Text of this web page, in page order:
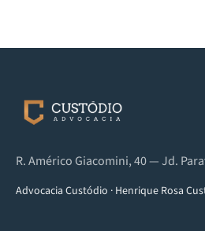
R. Américo Giacomini, 40 — Jd.
Advocacia Custódio · Henrique Rosa